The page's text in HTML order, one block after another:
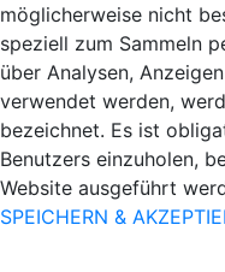
möglicherweise nicht
speziell zum Sammeln
über Analysen,
verwendet werden,
bezeichnet. Es ist
Benutzers einzuholen,
Website ausgeführt
SPEICHERN &